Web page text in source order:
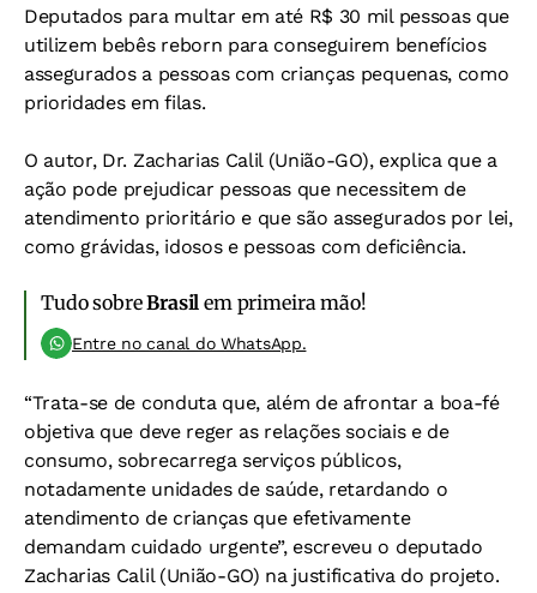
Deputados para multar em até R$ 30 mil pessoas que
utilizem bebês reborn para conseguirem benefícios
assegurados a pessoas com crianças pequenas, como
prioridades em filas.
O autor, Dr. Zacharias Calil (União-GO), explica que a
ação pode prejudicar pessoas que necessitem de
atendimento prioritário e que são assegurados por lei,
como grávidas, idosos e pessoas com deficiência.
Tudo sobreBrasil em primeira mão!
Entre no canal do WhatsApp.
“Trata-se de conduta que, além de afrontar a boa-fé
objetiva que deve reger as relações sociais e de
consumo, sobrecarrega serviços públicos,
notadamente unidades de saúde, retardando o
atendimento de crianças que efetivamente
demandam cuidado urgente”, escreveu o deputado
Zacharias Calil (União-GO) na justificativa do projeto.